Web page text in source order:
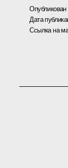
Дата
Ссылка на